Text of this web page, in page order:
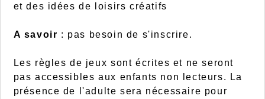
et des idées de loisirs créatifs
A savoir : pas besoin de s'inscrire.
Les règles de jeux sont écrites et ne seront
pas accessibles aux enfants non lecteurs. La
présence de l'adulte sera nécessaire pour